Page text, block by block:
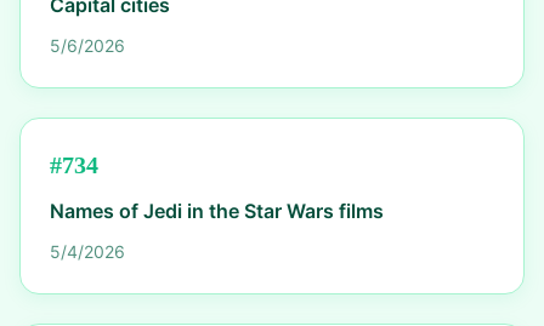
Capital cities
5/6/2026
#734
Names of Jedi in the Star Wars films
5/4/2026